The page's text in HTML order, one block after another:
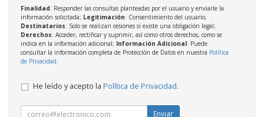
Finalidad: Responder las consultas planteadas por el usuario y enviarle la
información solicitada; Legitimación: Consentimiento del usuario;
Destinatarios: Solo se realizan cesiones si existe una obligación legal;
Derechos: Acceder, rectificar y suprimir, así como otros derechos, como se
indica en la información adicional; Información Adicional: Puede
consultar la información completa de Protección de Datos en nuestra Política
de Privacidad.
He leído y acepto la Política de Privacidad.
Enviar